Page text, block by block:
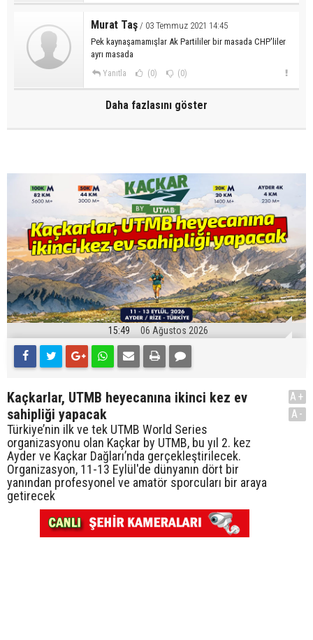
Murat Taş / 03 Temmuz 2021 14:45
Pek kaynaşamamışlar Ak Partililer bir masada CHP'liler
ayrı masada
Yanıtla (0) (0)
Daha fazlasını göster
15:49 06 Ağustos 2026
Kaçkarlar, UTMB heyecanına ikinci kez ev
sahipliği yapacak
Türkiye’nin ilk ve tek UTMB World Series
organizasyonu olan Kaçkar by UTMB, bu yıl 2. kez
Ayder ve Kaçkar Dağları’nda gerçekleştirilecek.
Organizasyon, 11-13 Eylül'de dünyanın dört bir
yanından profesyonel ve amatör sporcuları bir araya
getirecek
A+
A-